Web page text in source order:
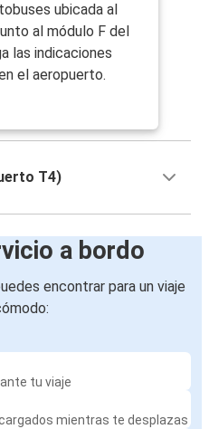
ubicada al
al módulo F del
las indicaciones
el aeropuerto.
T4)
a bordo
encontrar para un viaje
tu viaje
mientras te desplazas